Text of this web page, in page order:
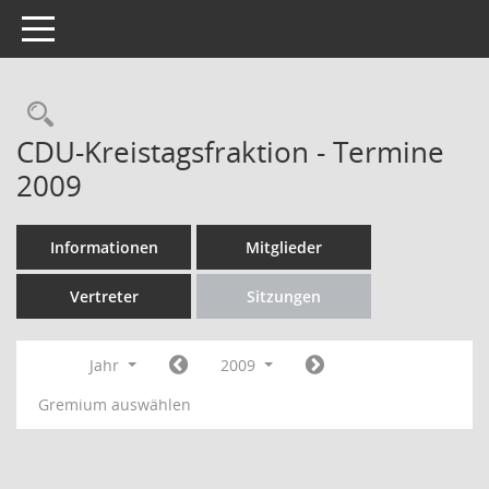
Toggle navigation
Rechercheauswahl
CDU-Kreistagsfraktion - Termine
2009
Informationen Mitglieder
Vertreter Sitzungen
Jahr
2009
Gremium auswählen